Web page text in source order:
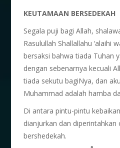
KEUTAMAAN BERSEDEKAH
Segala puji bagi Allah,
Rasulullah Shallallahu ‘alaihi
bersaksi bahwa tiada Tuhan
dengan sebenarnya kecuali
tiada sekutu bagiNya, dan
Muhammad adalah hamba
Di antara pintu-pintu
dianjurkan dan diperintahkan
bershedekah.